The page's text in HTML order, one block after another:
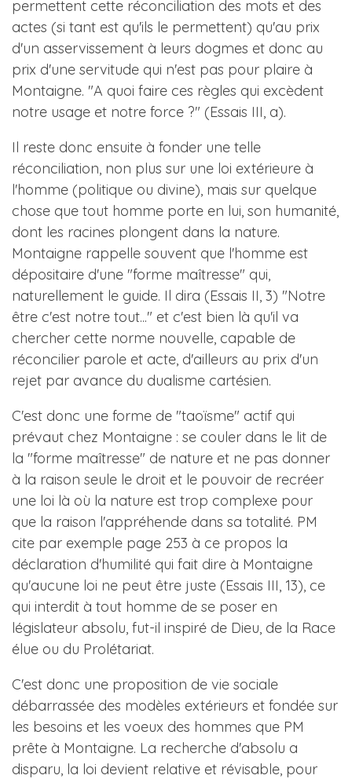
permettent cette réconciliation des mots et des
actes (si tant est qu'ils le permettent) qu'au prix
d'un asservissement à leurs dogmes et donc au
prix d'une servitude qui n'est pas pour plaire à
Montaigne. "A quoi faire ces règles qui excèdent
notre usage et notre force ?" (Essais III, a).
Il reste donc ensuite à fonder une telle
réconciliation, non plus sur une loi extérieure à
l'homme (politique ou divine), mais sur quelque
chose que tout homme porte en lui, son humanité,
dont les racines plongent dans la nature.
Montaigne rappelle souvent que l'homme est
dépositaire d'une "forme maîtresse" qui,
naturellement le guide. Il dira (Essais II, 3) "Notre
être c'est notre tout..." et c'est bien là qu'il va
chercher cette norme nouvelle, capable de
réconcilier parole et acte, d'ailleurs au prix d'un
rejet par avance du dualisme cartésien.
C'est donc une forme de "taoïsme" actif qui
prévaut chez Montaigne : se couler dans le lit de
la "forme maîtresse" de nature et ne pas donner
à la raison seule le droit et le pouvoir de recréer
une loi là où la nature est trop complexe pour
que la raison l'appréhende dans sa totalité. PM
cite par exemple page 253 à ce propos la
déclaration d'humilité qui fait dire à Montaigne
qu'aucune loi ne peut être juste (Essais III, 13), ce
qui interdit à tout homme de se poser en
législateur absolu, fut-il inspiré de Dieu, de la Race
élue ou du Prolétariat.
C'est donc une proposition de vie sociale
débarrassée des modèles extérieurs et fondée sur
les besoins et les voeux des hommes que PM
prête à Montaigne. La recherche d'absolu a
disparu, la loi devient relative et révisable, pour